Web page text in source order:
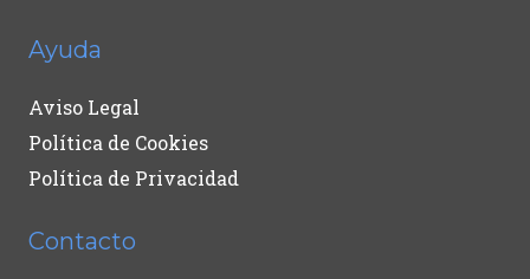
Ayuda
Aviso Legal
Política de Cookies
Política de Privacidad
Contacto